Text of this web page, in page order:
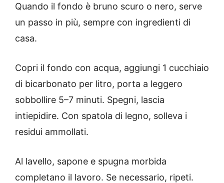
Quando il fondo è bruno scuro o nero, serve
un passo in più, sempre con ingredienti di
casa.
Copri il fondo con acqua, aggiungi 1 cucchiaio
di bicarbonato per litro, porta a leggero
sobbollire 5–7 minuti. Spegni, lascia
intiepidire. Con spatola di legno, solleva i
residui ammollati.
Al lavello, sapone e spugna morbida
completano il lavoro. Se necessario, ripeti.